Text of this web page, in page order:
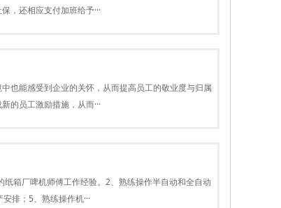
，还相应支付加班给予···
也能感受到企业的关怀，从而提高员工的敬业度与归属
的员工激励措施，从而···
箱厂啤机师傅工作经验。2、熟练操作半自动和全自动
排；5、熟练操作机···